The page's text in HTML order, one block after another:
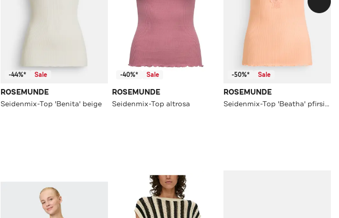
-44%* Sale
ROSEMUNDE
Seidenmix-Top 'Benita' beige
-40%* Sale
ROSEMUNDE
Seidenmix-Top altrosa
-50%* Sale
ROSEMUNDE
Seidenmix-Top 'Beatha' pfirsich